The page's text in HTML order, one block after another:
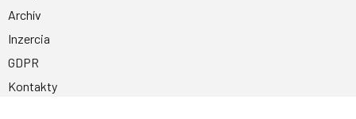
Archív
Inzercia
GDPR
Kontakty